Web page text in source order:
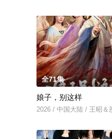
全71集
娘子，别这样
2026 / 中国大陆 / 王昭＆